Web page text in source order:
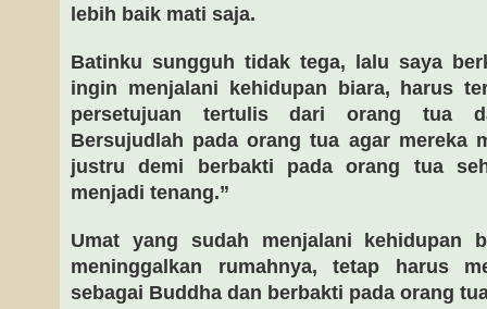
lebih baik mati saja.
Batinku sungguh tidak tega, lalu saya
ingin menjalani kehidupan biara, harus
persetujuan tertulis dari orang tua
Bersujudlah pada orang tua agar mereka
justru demi berbakti pada orang tua
menjadi tenang.”
Umat yang sudah menjalani kehidupan
meninggalkan rumahnya, tetap harus
sebagai Buddha dan berbakti pada orang